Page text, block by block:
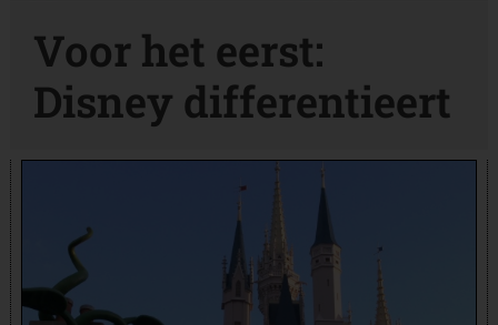
Voor het eerst:
Disney differentieert